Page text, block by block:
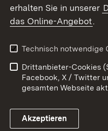
Link zum Landesportal
Kontakt
Impressum
erhalten Sie in unserer
das Online-Angebot.
Technisch notwendige
Drittanbieter-Cookies
Facebook, X / Twitter
gesamten Webseite
Akzeptieren